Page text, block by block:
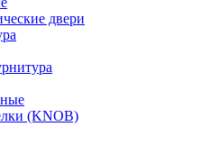
двери
(KNOB)